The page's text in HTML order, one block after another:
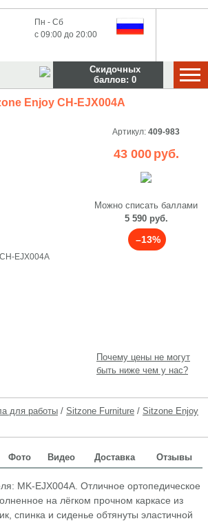
Пн - Сб
с 09:00 до 20:00
Скидочных
баллов: 0
Почему цены не могут
быть ниже чем у нас?
Enjoy CH-EJX004A
Артикул: 409-983
43 000 руб.
Можно списать баллами
5 590 руб.
–13%
для работы / Sitzone Furniture / Sitzone Enjoy
Фото Видео Доставка Отзывы
MK-EJX004A. Отличное ортопедическое
на лёгком прочном каркасе из
спинка и сиденье обтянуты эластичной